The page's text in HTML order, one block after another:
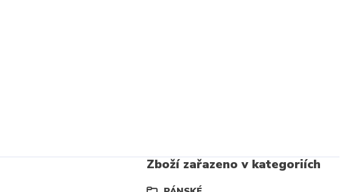
Zboží zařazeno v kategoriích